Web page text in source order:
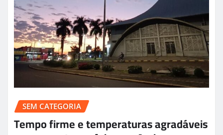
SEM CATEGORIA
Tempo firme e temperaturas agradáveis